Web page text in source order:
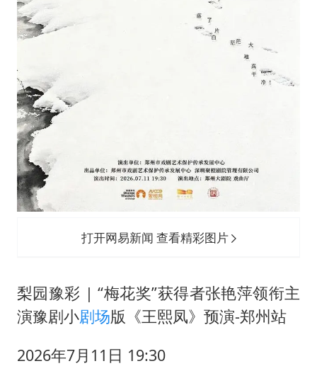
打开网易新闻 查看精彩图片
梨园豫彩 | “梅花奖”获得者张艳萍领衔主
演豫剧小剧场版《王熙凤》预演-郑州站
2026年7月11日 19:30